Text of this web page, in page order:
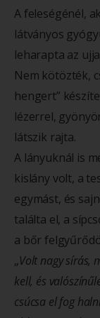
A feleségénél,
látványos
leharapta az
Nem kötözték,
hengert”
lézerrel,
látszik rajta.
A lányuknál is
kislány volt, a
egymást, és
találta el, a
a bőr
„Volt nagy sírás,
kell, és
csúcsa el fog